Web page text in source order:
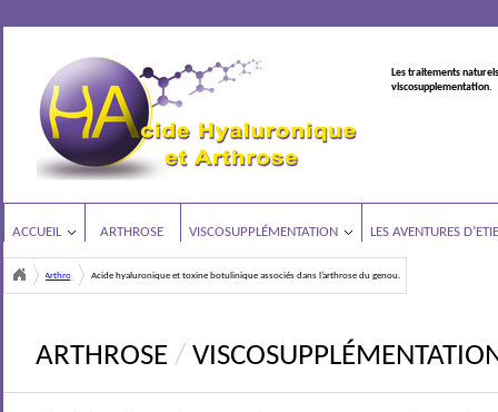
Les traitements
viscosupplementation.
ACCUEIL ARTHROSE VISCOSUPPLÉMENTATION LES AVENTURES
Arthrose Acide hyaluronique et toxine botulinique associés dans l’arthrose du genou.
ARTHROSE /